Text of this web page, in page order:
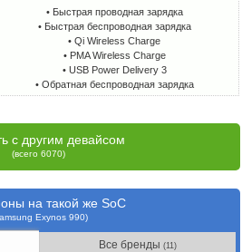
• Быстрая проводная зарядка
• Быстрая беспроводная зарядка
• Qi Wireless Charge
• PMA Wireless Charge
• USB Power Delivery 3
• Обратная беспроводная зарядка
с другим девайсом
(всего 6070)
на такой же SoC
Exynos 990)
Все бренды (11)